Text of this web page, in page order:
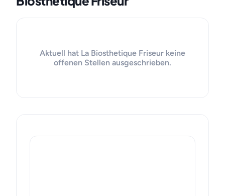
Aktuell hat La Biosthetique Friseur keine
offenen Stellen ausgeschrieben.